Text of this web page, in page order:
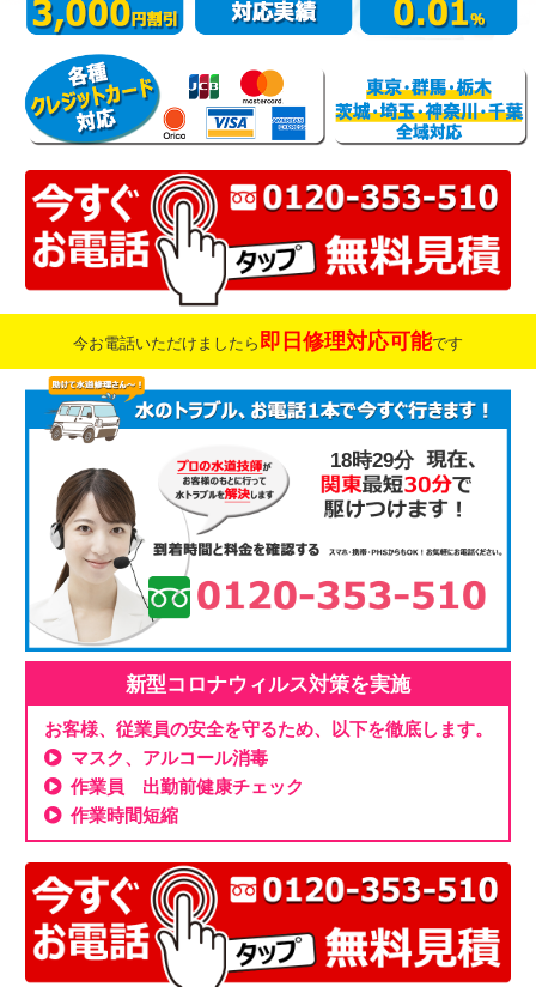
今お電話いただけましたら 即日修理対応可能です
18時29分
新型コロナウィルス対策を実施
お客様、従業員の安全を守るため、以下を徹底します。
マスク、アルコール消毒
作業員 出勤前健康チェック
作業時間短縮